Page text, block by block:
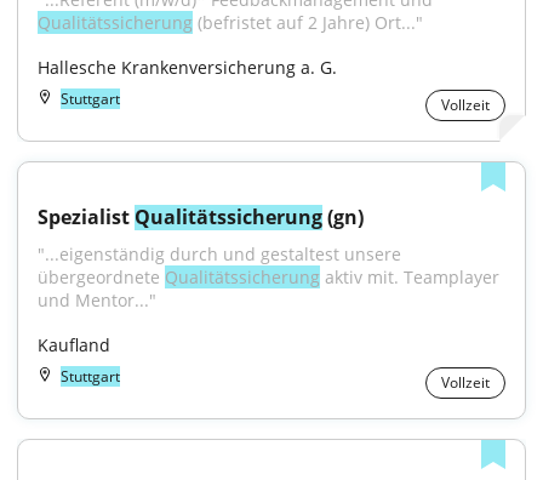
Qualitätssicherung (befristet auf 2 Jahre) Ort..."
Hallesche Krankenversicherung a. G.
Stuttgart Vollzeit
Spezialist Qualitätssicherung (gn)
"...eigenständig durch und gestaltest unsere
übergeordnete Qualitätssicherung aktiv mit. Teamplayer
und Mentor..."
Kaufland
Stuttgart Vollzeit